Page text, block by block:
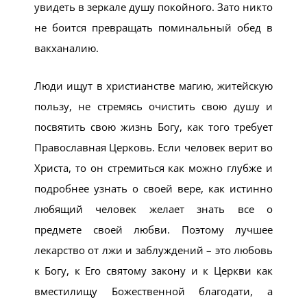
увидеть в зеркале душу покойного. Зато никто
не боится превращать поминальный обед в
вакханалию.
Люди ищут в христианстве магию, житейскую
пользу, не стремясь очистить свою душу и
посвятить свою жизнь Богу, как того требует
Православная Церковь. Если человек верит во
Христа, то он стремиться как можно глубже и
подробнее узнать о своей вере, как истинно
любящий человек желает знать все о
предмете своей любви. Поэтому лучшее
лекарство от лжи и заблуждений – это любовь
к Богу, к Его святому закону и к Церкви как
вместилищу Божественной благодати, а